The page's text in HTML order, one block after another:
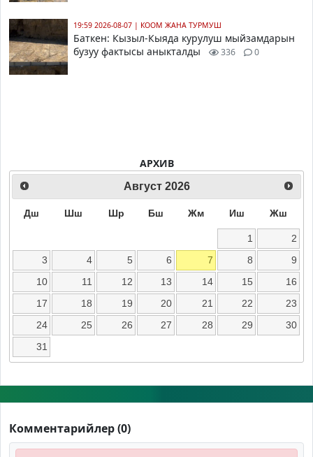
19:59 2026-08-07 | КООМ ЖАНА ТУРМУШ
Баткен: Кызыл-Кыяда курулуш мыйзамдарын
бузуу фактысы аныкталды
336 0
АРХИВ
Август 2026
Дш Шш Шр Бш Жм Иш Жш
1
2
3
4 5 6 7 8
9
10
11 12 13 14 15
16
17
18 19 20 21 22
23
24
25 26 27 28 29
30
31
Комментарийлер (0)